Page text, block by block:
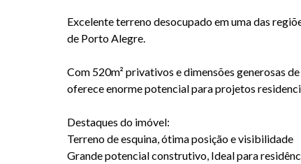
Excelente terreno desocupado em uma das
de Porto Alegre.
Com 520m² privativos e dimensões generosas
oferece enorme potencial para projetos
Destaques do imóvel:
Terreno de esquina, ótima posição e visibilidade
Grande potencial construtivo, Ideal para